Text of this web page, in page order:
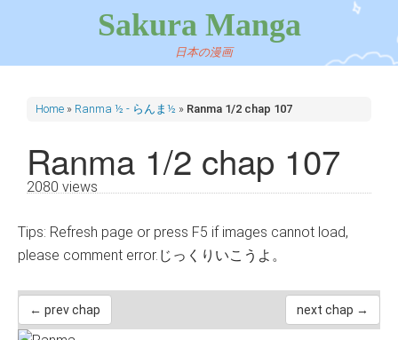
Sakura Manga
日本の漫画
Home » Ranma ½ - らんま½ » Ranma 1/2 chap 107
Ranma 1/2 chap 107
2080 views
Tips: Refresh page or press F5 if images cannot load,
please comment error.じっくりいこうよ。
← prev chap next chap →